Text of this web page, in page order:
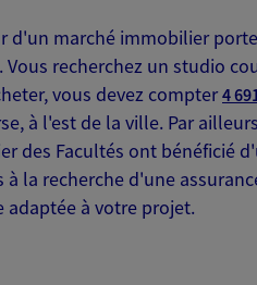
13080 Aix En Provence
vous)
NOUS CONTACTER
d'un marché immobilier
recherchez un studio
vous devez compter4
à l'est de la ville. Par
des Facultés ont bénéficié
la recherche d'une
adaptée à votre projet.